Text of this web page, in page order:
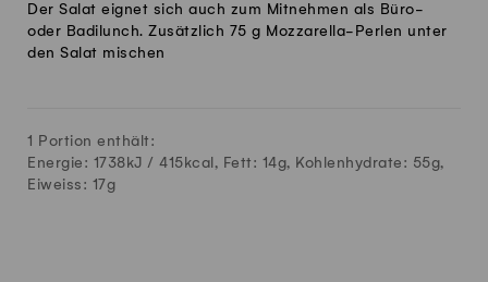
Der Salat eignet sich auch zum Mitnehmen als Büro-
oder Badilunch. Zusätzlich 75 g Mozzarella-Perlen unter
den Salat mischen
1 Portion enthält:
Energie: 1738kJ / 415 kcal, Fett: 14g, Kohlenhydrate: 55g,
Eiweiss: 17g